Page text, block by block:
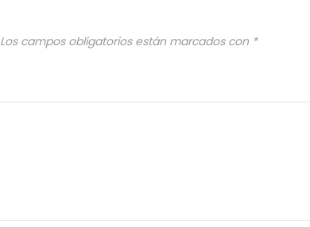
Los campos obligatorios están marcados con *